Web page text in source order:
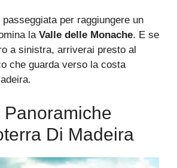
per raggiungere un
la Valle delle Monache. E se
a sinistra, arriverai presto al
che guarda verso la costa
Panoramiche
Di Madeira